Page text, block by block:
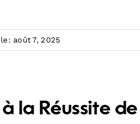
août 7, 2025
la Réussite